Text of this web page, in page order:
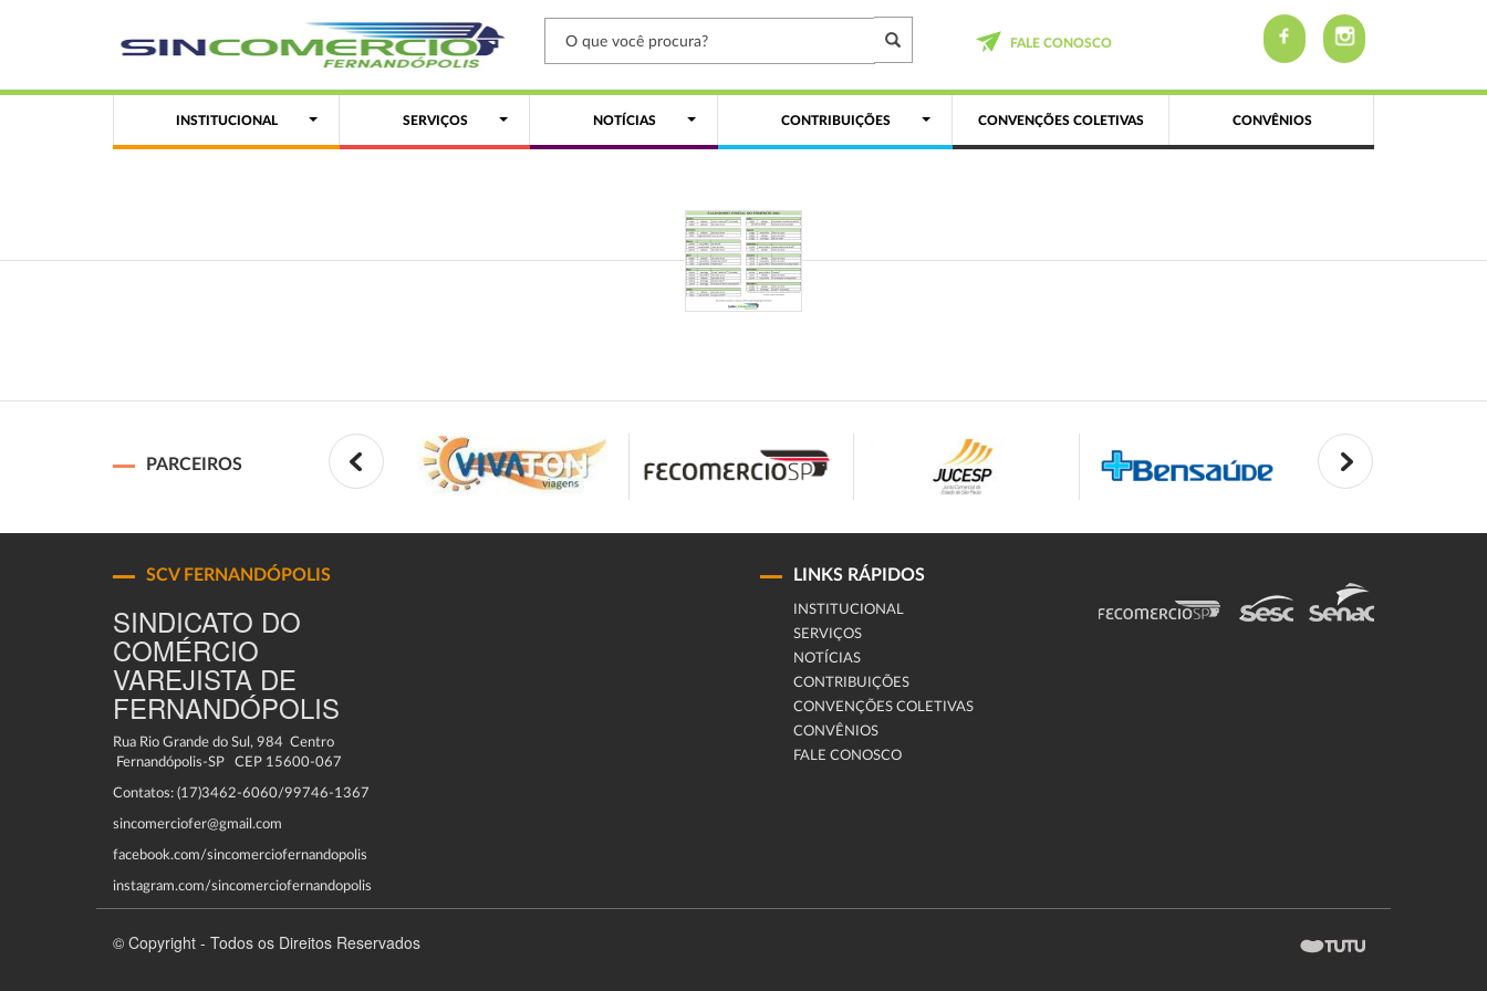
FALE CONOSCO
INSTITUCIONAL SERVIÇOS NOTÍCIAS CONTRIBUIÇÕES CONVENÇÕES COLETIVAS CONVÊNIOS
PARCEIROS
SCV FERNANDÓPOLIS
SINDICATO DO
COMÉRCIO
VAREJISTA DE
FERNANDÓPOLIS
Rua Rio Grande do Sul, 984 Centro
Fernandópolis-SP CEP 15600-067
Contatos: (17)3462-6060/99746-1367
sincomerciofer@gmail.com
facebook.com/sincomerciofernandopolis
instagram.com/sincomerciofernandopolis
LINKS RÁPIDOS
INSTITUCIONAL
SERVIÇOS
NOTÍCIAS
CONTRIBUIÇÕES
CONVENÇÕES COLETIVAS
CONVÊNIOS
FALE CONOSCO
© Copyright - Todos os Direitos Reservados